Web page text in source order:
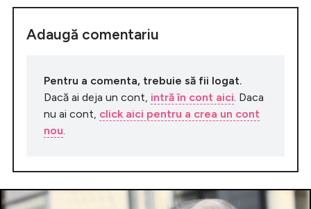
Adaugă comentariu
Pentru a comenta, trebuie să fii logat.
Dacă ai deja un cont, intră în cont aici. Daca
nu ai cont, click aici pentru a crea un cont
nou.